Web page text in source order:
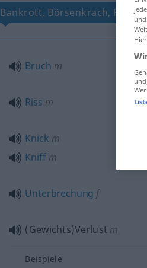
Bankrott, Börsenkrach,
Bruch m
Riss m
Knick m
Kniffm
Unterbrechung f
(Gewichts)Verlust m
Beispiele